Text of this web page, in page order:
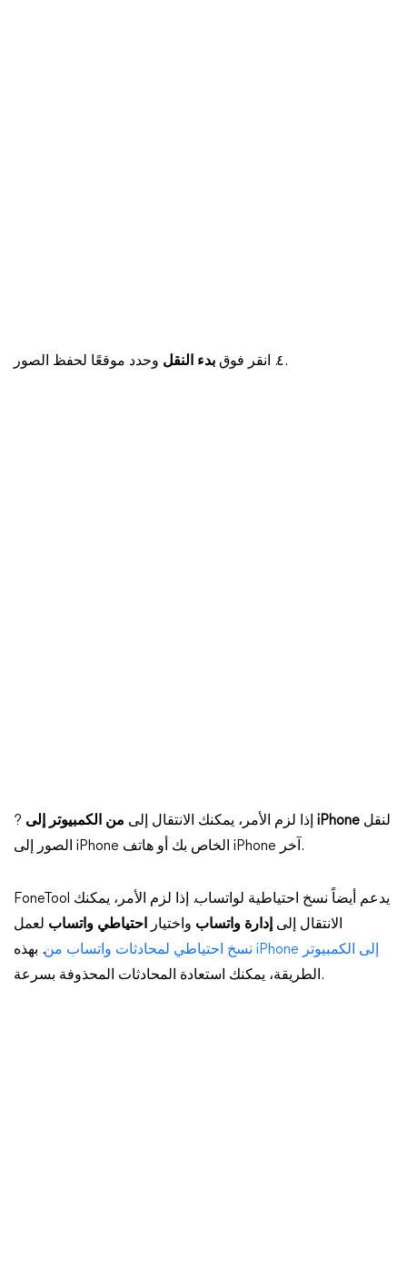
٤. انقر فوق بدء النقل وحدد موقعًا لحفظ الصور.
? إذا لزم الأمر، يمكنك الانتقال إلى من الكمبيوتر إلى iPhone
الصور إلى iPhone الخاص بك أو هاتف iPhone آخر.
FoneTool يدعم أيضاً نسخ احتياطية لواتساب. إذا لزم الأمر، يمكنك
الانتقال إلى إدارة واتساب واختيار احتياطي واتساب لعمل
نسخ احتياطي لمحادثات واتساب من iPhone إلى الكمبيوتر
. بهذه
الطريقة، يمكنك استعادة المحادثات المحذوفة بسرعة.